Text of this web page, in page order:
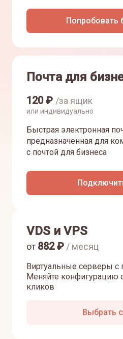
Попробовать
Почта для
120₽ /за ящик
или индивидуально
Быстрая электронная
предназначенная для
с почтой для бизнеса
VDS и VPS
Виртуальные серверы с
Меняйте конфигурацию
кликов
от 882₽ / месяц
Выбрать